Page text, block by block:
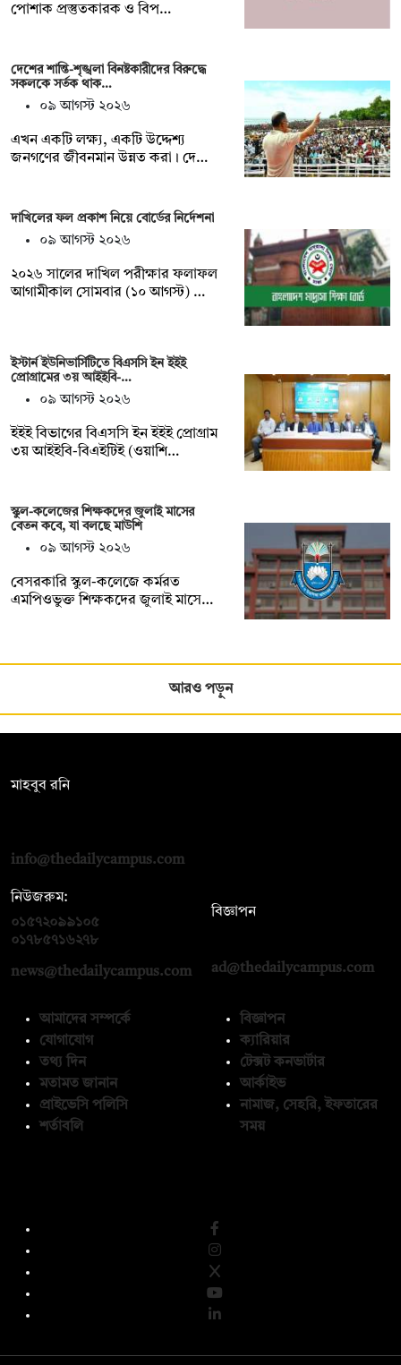
পোশাক প্রস্তুতকারক ও বিপ…
দেশের শান্তি-শৃঙ্খলা বিনষ্টকারীদের বিরুদ্ধে
সকলকে সর্তক থাক…
০৯ আগস্ট ২০২৬
এখন একটি লক্ষ্য, একটি উদ্দেশ্য
জনগণের জীবনমান উন্নত করা। দে…
দাখিলের ফল প্রকাশ নিয়ে বোর্ডের নির্দেশনা
০৯ আগস্ট ২০২৬
২০২৬ সালের দাখিল পরীক্ষার ফলাফল
আগামীকাল সোমবার (১০ আগস্ট) …
ইস্টার্ন ইউনিভার্সিটিতে বিএসসি ইন ইইই
প্রোগ্রামের ৩য় আইইবি-…
০৯ আগস্ট ২০২৬
ইইই বিভাগের বিএসসি ইন ইইই প্রোগ্রাম
৩য় আইইবি-বিএইটিই (ওয়াশি…
স্কুল-কলেজের শিক্ষকদের জুলাই মাসের
বেতন কবে, যা বলছে মাউশি
০৯ আগস্ট ২০২৬
বেসরকারি স্কুল-কলেজে কর্মরত
এমপিওভুক্ত শিক্ষকদের জুলাই মাসে…
আরও পড়ুন
মাহবুব রনি
info@thedailycampus.com
নিউজরুম:
০১৫৭২০৯৯১০৫
০১৭৮৫৭১৬২৭৮
news@thedailycampus.com
বিজ্ঞাপন
ad@thedailycampus.com
আমাদের সম্পর্কে
যোগাযোগ
তথ্য দিন
মতামত জানান
প্রাইভেসি পলিসি
শর্তাবলি
বিজ্ঞাপন
ক্যারিয়ার
টেক্সট কনভার্টার
আর্কাইভ
নামাজ, সেহরি, ইফতারের
সময়